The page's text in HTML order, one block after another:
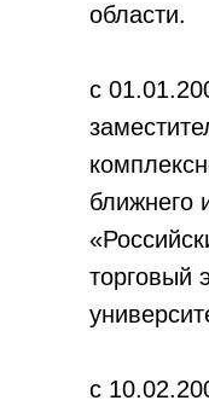
области.
с
ближнего
торговый
с